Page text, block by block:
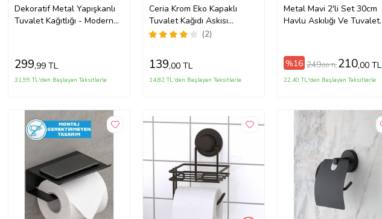
Dekoratif Metal Yapışkanlı
Tuvalet Kağıtlığı - Modern
299,99 TL
31,99 TL'den Başlayan Taksitlerle
Ceria Krom Eko Kapaklı
Tuvalet Kağıdı Askısı
Tuvalet Kağıtlığı İster
(2)
139,00 TL
14,82 TL'den Başlayan Taksitlerle
Metal Mavi 2'li Set 30cm
Havlu Askılığı Ve Tuvalet
%16 249,00 TL 210,00 TL
22,40 TL'den Başlayan Taksitlerle